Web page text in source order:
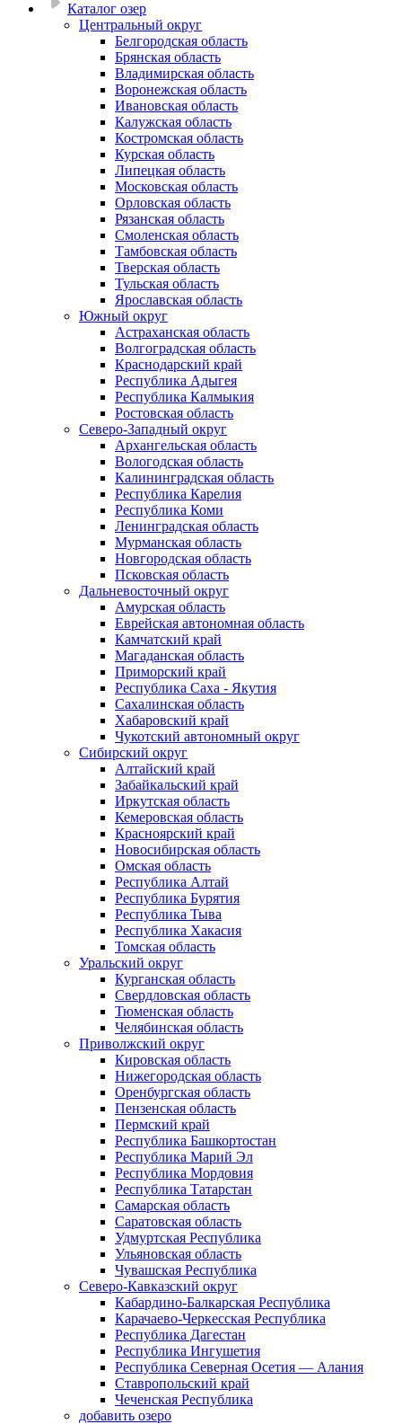
Каталог озер
Центральный округ
Белгородская область
Брянская область
Владимирская область
Воронежская область
Ивановская область
Калужская область
Костромская область
Курская область
Липецкая область
Московская область
Орловская область
Рязанская область
Смоленская область
Тамбовская область
Тверская область
Тульская область
Ярославская область
Южный округ
Астраханская область
Волгоградская область
Краснодарский край
Республика Адыгея
Республика Калмыкия
Ростовская область
Северо-Западный округ
Архангельская область
Вологодская область
Калининградская область
Республика Карелия
Республика Коми
Ленинградская область
Мурманская область
Новгородская область
Псковская область
Дальневосточный округ
Амурская область
Еврейская автономная область
Камчатский край
Магаданская область
Приморский край
Республика Саха - Якутия
Сахалинская область
Хабаровский край
Чукотский автономный округ
Сибирский округ
Алтайский край
Забайкальский край
Иркутская область
Кемеровская область
Красноярский край
Новосибирская область
Омская область
Республика Алтай
Республика Бурятия
Республика Тыва
Республика Хакасия
Томская область
Уральский округ
Курганская область
Свердловская область
Тюменская область
Челябинская область
Приволжский округ
Кировская область
Нижегородская область
Оренбургская область
Пензенская область
Пермский край
Республика Башкортостан
Республика Марий Эл
Республика Мордовия
Республика Татарстан
Самарская область
Саратовская область
Удмуртская Республика
Ульяновская область
Чувашская Республика
Северо-Кавказский округ
Кабардино-Балкарская Республика
Карачаево-Черкесская Республика
Республика Дагестан
Республика Ингушетия
Республика Северная Осетия — Алания
Ставропольский край
Чеченская Республика
добавить озеро